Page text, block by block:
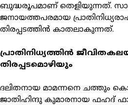
ബുദ്ധരൂപമാണ് തെളിയുന്നത്.
ജനായത്തപരമായ
തിരപ്പടത്തിന്‍ കാതലാകുന്നത്.
പ്രാതിനിധ്യത്തിന്‍
തിരപ്പടമൊഴിയും
ദലിതനായ മാമന്നനെ ചത്തും
ജാതിഹിന്ദു കുമാരനായ ഫഹദ്